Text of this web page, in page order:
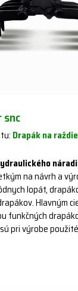
Drapák na
na návrh a
lopát,
Hlavným
funkčných
pri výrobe